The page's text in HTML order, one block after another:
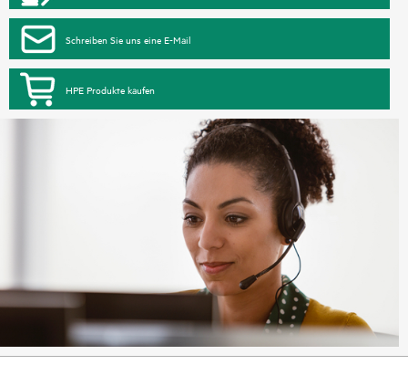
Schreiben Sie uns eine E-Mail
HPE Produkte kaufen